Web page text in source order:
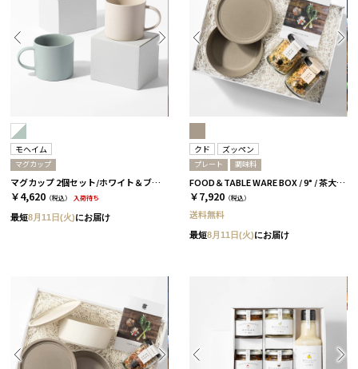
モヘイム
マグカップ
マグカップ 2個セット/ホワイト＆ブルー［モヘイム］
￥4,620 （税込） 入荷待ち
最短8月11日(火)にお届け
クド ズッペン
プレート 調味料
FOOD＆TABLE WARE BOX / 9° / 茶大色 / ズッペン
￥7,920 （税込）
送料無料
最短8月11日(火)にお届け